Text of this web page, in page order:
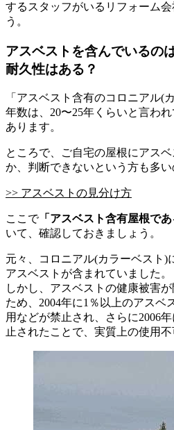
するスタッフがいるリフォーム
う。
アスベストを含んでいるの
耐久性はある？
「アスベスト含有のコロニアル(
年数は、20〜25年くらいと言わ
あります。
ところで、ご自宅の屋根にアス
か、判断できないという方も多
>> アスベストの見分け方
ここで「アスベスト含有屋根であ
いて、確認しておきましょう。
元々、コロニアル(カラーベスト)
アスベストが含まれていました。
しかし、アスベストの健康被害
ため、2004年に1％以上のアスベ
用などが禁止され、さらに2006
止されたことで、実質上の使用不